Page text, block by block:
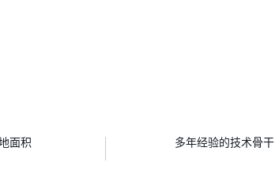
面积 多年经验的技术骨干